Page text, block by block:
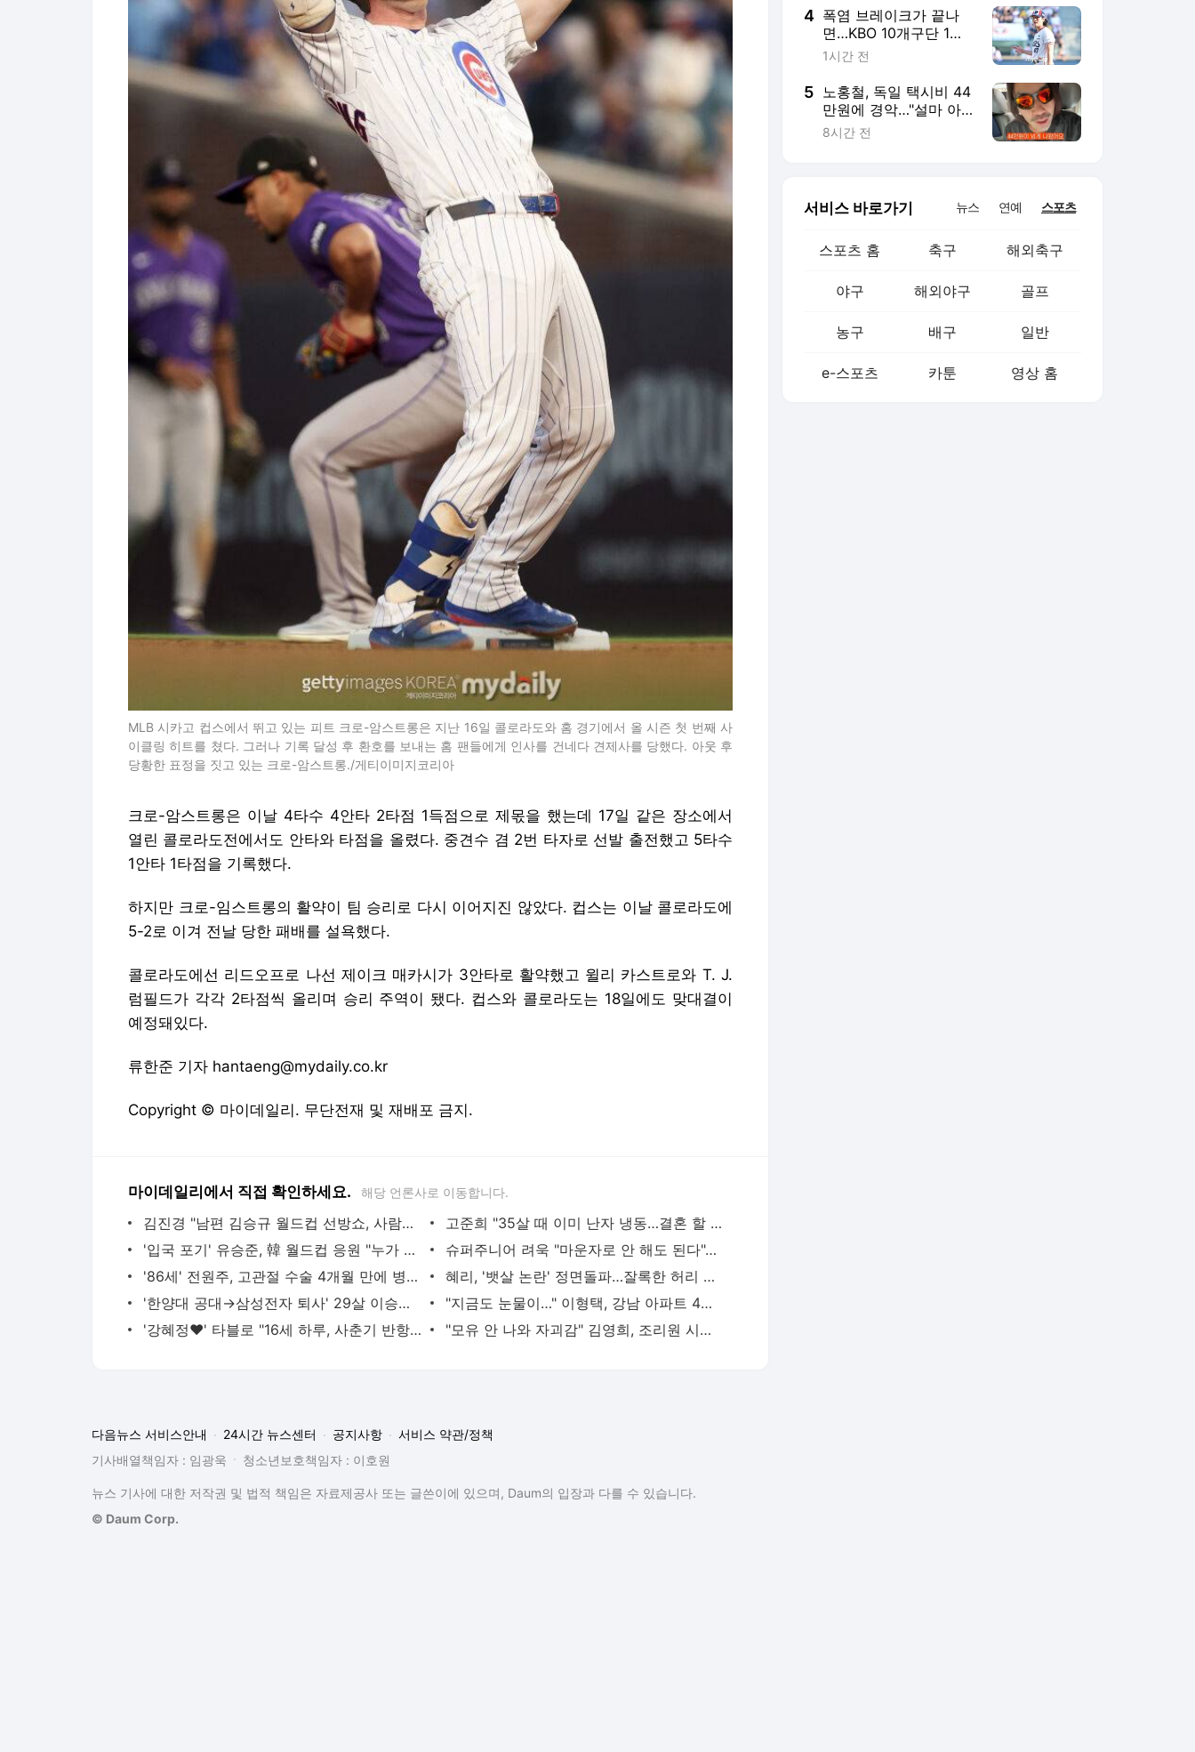
MLB 시카고 컵스에서 뛰고 있는 피트 크로-암스트롱은 지난 16일 콜로라도와 홈 경기에서 올 시즌 첫 번째 사
이클링 히트를 쳤다. 그러나 기록 달성 후 환호를 보내는 홈 팬들에게 인사를 건네다 견제사를 당했다. 아웃 후
당황한 표정을 짓고 있는 크로-암스트롱./게티이미지코리아
크로-암스트롱은 이날 4타수 4안타 2타점 1득점으로 제몫을 했는데 17일 같은 장소에서
열린 콜로라도전에서도 안타와 타점을 올렸다. 중견수 겸 2번 타자로 선발 출전했고 5타수
1안타 1타점을 기록했다.
하지만 크로-임스트롱의 활약이 팀 승리로 다시 이어지진 않았다. 컵스는 이날 콜로라도에
5-2로 이겨 전날 당한 패배를 설욕했다.
콜로라도에선 리드오프로 나선 제이크 매카시가 3안타로 활약했고 윌리 카스트로와 T. J.
럼필드가 각각 2타점씩 올리며 승리 주역이 됐다. 컵스와 콜로라도는 18일에도 맞대결이
예정돼있다.
류한준 기자 hantaeng@mydaily.co.kr
Copyright © 마이데일리. 무단전재 및 재배포 금지.
마이데일리에서 직접 확인하세요. 해당 언론사로 이동합니다.
김진경 "남편 김승규 월드컵 선방쇼, 사람들은 분유 버프라고…"
고준희 "35살 때 이미 난자 냉동…결혼 할 남자도 있었다"
'입국 포기' 유승준, 韓 월드컵 응원 "누가 뭐래도 대한민국"
슈퍼주니어 려욱 "마운자로 안 해도 된다"…두 달 만에 10kg 감량한 비결
'86세' 전원주, 고관절 수술 4개월 만에 병원行…"오른쪽 다리 욱신욱신" [마데핫리뷰]
혜리, '뱃살 논란' 정면돌파…잘록한 허리 라인 그대로 [MD★스타]
'한양대 공대→삼성전자 퇴사' 29살 이승준, "버스기사 초봉 5천만원" 행복
"지금도 눈물이…" 이형택, 강남 아파트 4채 값 날린 '사기 잔혹사' [동치미]
'강혜정♥' 타블로 "16세 하루, 사춘기 반항 거의 없어…정말 복 받았다"
"모유 안 나와 자괴감" 김영희, 조리원 시절 '젖동냥' 고민 [말자쇼]
그리울 거야
4 폭염 브레이크가 끝나
면…KBO 10개구단 1선
발 총출동? 그러면 ‘제3
야 하나
1시간 전
5 노홍철, 독일 택시비 44
만원에 경악…"설마 아
니겠지" 현실 부정 [마데
8시간 전
서비스 바로가기 뉴스 연예 스포츠
스포츠 홈 축구 해외축구
야구 해외야구 골프
농구 배구 일반
e-스포츠 카툰 영상 홈
다음뉴스 서비스안내 24시간 뉴스센터 공지사항
서비스 약관/정책
기사배열책임자 : 임광욱
청소년보호책임자 : 이호원
뉴스 기사에 대한 저작권 및 법적 책임은 자료제공사 또는 글쓴이에 있으며, Daum의 입장과 다를 수 있습니다.
© Daum Corp.